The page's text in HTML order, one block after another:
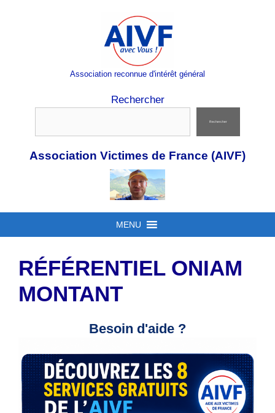
Association reconnue d'intérêt général
Rechercher
Rechercher
Association Victimes de France (AIVF)
MENU
RÉFÉRENTIEL ONIAM
MONTANT
Besoin d'aide ?